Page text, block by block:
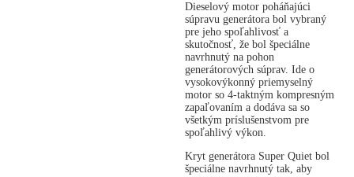
Dieselový motor poháňajúci
súpravu generátora bol vybraný
pre jeho spoľahlivosť a
skutočnosť, že bol špeciálne
navrhnutý na pohon
generátorových súprav. Ide o
vysokovýkonný priemyselný
motor so 4-taktným kompresným
zapaľovaním a dodáva sa so
všetkým príslušenstvom pre
spoľahlivý výkon.
Kryt generátora Super Quiet bol
špeciálne navrhnutý tak, aby